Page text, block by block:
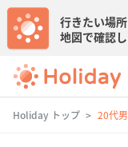
行きたい場
地図で確認
Holiday トップ 20代